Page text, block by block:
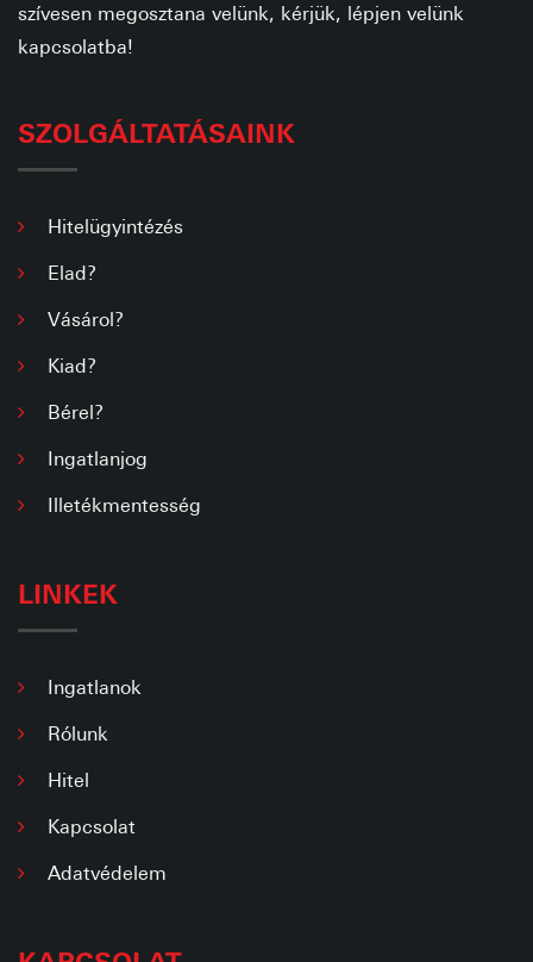
szívesen megosztana velünk, kérjük, lépjen velünk
kapcsolatba!
SZOLGÁLTATÁSAINK
Hitelügyintézés
Elad?
Vásárol?
Kiad?
Bérel?
Ingatlanjog
Illetékmentesség
LINKEK
Ingatlanok
Rólunk
Hitel
Kapcsolat
Adatvédelem